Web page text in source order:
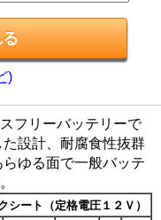
)
フリーバッテリーで
設計、耐腐食性抜群
ゆる面で一般バッテ
ート（定格電圧１２Ｖ）